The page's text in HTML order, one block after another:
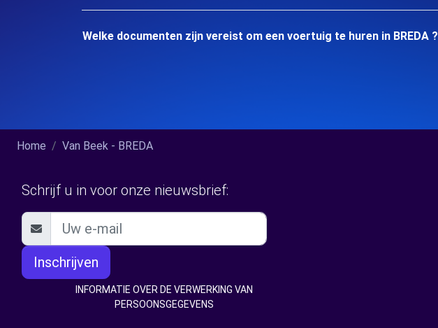
Welke documenten zijn vereist om een voertuig te huren in BREDA ?
Home Van Beek - BREDA
Schrijf u in voor onze nieuwsbrief:
Inschrijven
INFORMATIE OVER DE VERWERKING VAN
PERSOONSGEGEVENS